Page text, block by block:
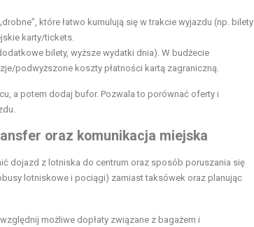
które łatwo kumulują się w trakcie wyjazdu (np. bilety
karty/tickets.
bilety, wyższe wydatki dnia). W budżecie
podwyższone koszty płatności kartą zagraniczną.
a potem dodaj bufor. Pozwala to porównać oferty i
oraz komunikacja miejska
dojazd z lotniska do centrum oraz sposób poruszania się
lotniskowe i pociągi) zamiast taksówek oraz planując
możliwe dopłaty związane z bagażem i